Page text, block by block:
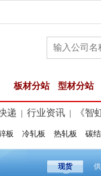
板材分站 型材分站
递 行业资讯 《智
板 冷轧板 热轧板 碳
现货